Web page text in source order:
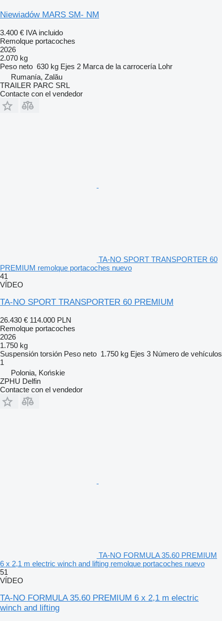
Niewiadów MARS SM- NM
3.400 € IVA incluido
Remolque portacoches
2026
2.070 kg
Peso neto 630 kg Ejes 2 Marca de la carrocería Lohr
Rumanía, Zalău
TRAILER PARC SRL
Contacte con el vendedor
TA-NO SPORT TRANSPORTER 60
PREMIUM remolque portacoches nuevo
41
VÍDEO
TA-NO SPORT TRANSPORTER 60 PREMIUM
26.430 € 114.000 PLN
Remolque portacoches
2026
1.750 kg
Suspensión torsión Peso neto 1.750 kg Ejes 3 Número de vehículos
1
Polonia, Końskie
ZPHU Delfin
Contacte con el vendedor
TA-NO FORMULA 35.60 PREMIUM
6 x 2,1 m electric winch and lifting remolque portacoches nuevo
51
VÍDEO
TA-NO FORMULA 35.60 PREMIUM 6 x 2,1 m electric
winch and lifting